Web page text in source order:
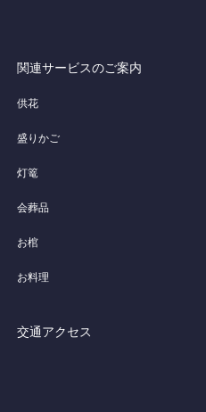
関連サービスのご案内
供花
盛りかご
灯篭
会葬品
お棺
お料理
交通アクセス